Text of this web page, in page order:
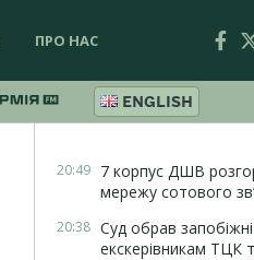
ПРО НАС
ENGLISH
20:49 7 корпус ДШВ
мережу сотового
20:38 Суд обрав
екскерівникам ТЦК